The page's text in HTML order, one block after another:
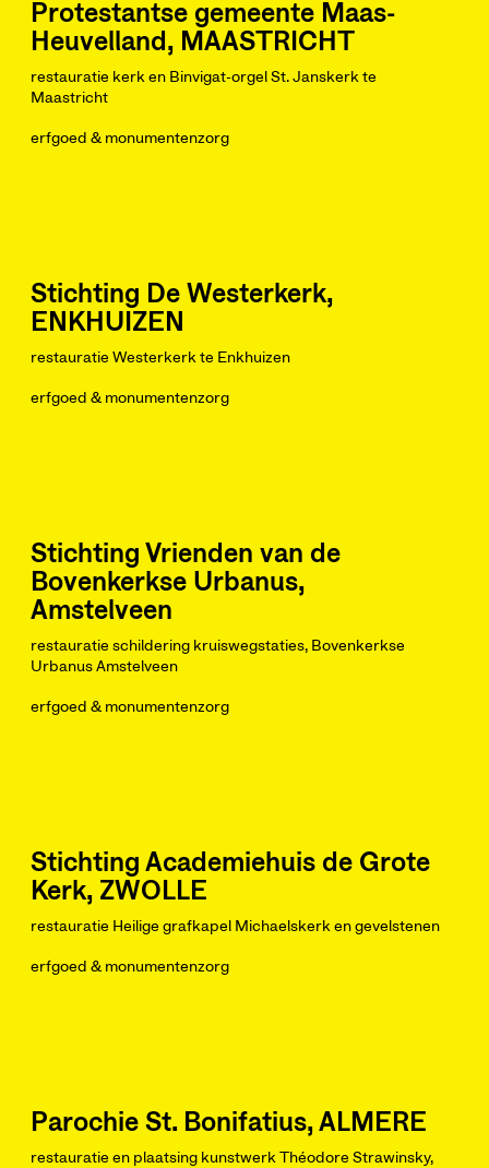
Protestantse gemeente Maas-
Heuvelland, MAASTRICHT
restauratie kerk en Binvigat-orgel St. Janskerk te
Maastricht
erfgoed & monumentenzorg
Stichting De Westerkerk,
ENKHUIZEN
restauratie Westerkerk te Enkhuizen
erfgoed & monumentenzorg
Stichting Vrienden van de
Bovenkerkse Urbanus,
Amstelveen
restauratie schildering kruiswegstaties, Bovenkerkse
Urbanus Amstelveen
erfgoed & monumentenzorg
Stichting Academiehuis de Grote
Kerk, ZWOLLE
restauratie Heilige grafkapel Michaelskerk en gevelstenen
erfgoed & monumentenzorg
Parochie St. Bonifatius, ALMERE
restauratie en plaatsing kunstwerk Théodore Strawinsky,